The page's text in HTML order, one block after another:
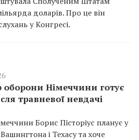
доларів. Про це він
у Конгресі.
оборони Німеччини готує
травневої невдачі
Борис Пісторіус планує у
і Техасу та хоче